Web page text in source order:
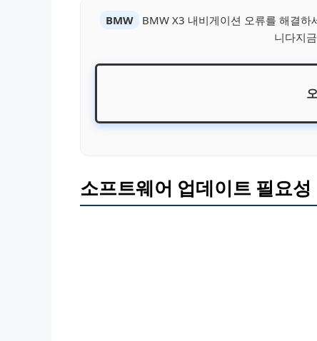
BMW
BMW X3 내비게이션 오류를 해결
니다지
소프트웨어 업데이트 필요성